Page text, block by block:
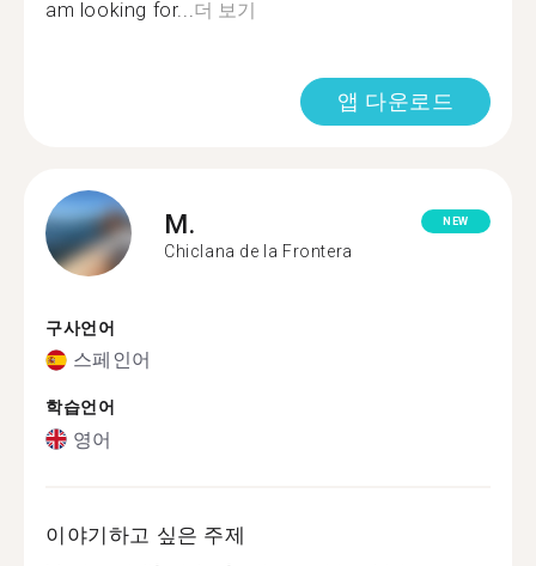
am looking for... 더 보기
앱 다운로드
M.
Chiclana de la Frontera
NEW
구사언어
스페인어
학습언어
영어
이야기하고 싶은 주제